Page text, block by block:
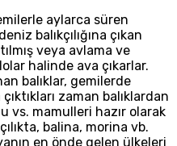
aylarca süren
balıkçılığına çıkan
veya avlama ve
halinde ava çıkarlar.
balıklar, gemilerde
zaman balıklardan
vs. mamulleri hazır olarak
balina, morina vb.
en önde gelen ülkeleri